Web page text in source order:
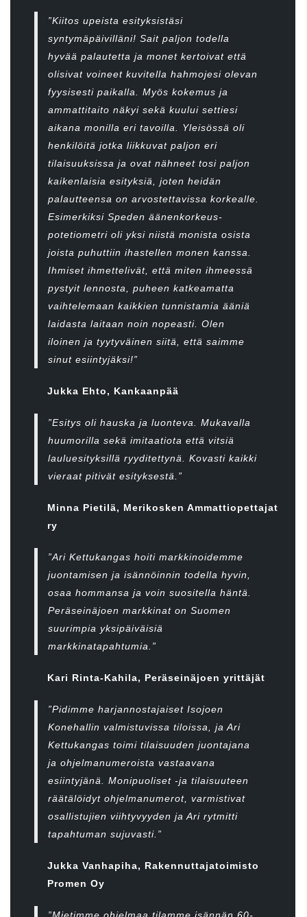
”Kiitos upeista esityksistäsi
syntymäpäivilläni! Sait paljon todella
hyvää palautetta ja monet kertoivat että
olisivat voineet kuvitella hahmojesi olevan
fyysisesti paikalla. Myös kokemus ja
ammattitaito näkyi sekä kuului settiesi
aikana monilla eri tavoilla. Yleisössä oli
henkilöitä jotka liikkuvat paljon eri
tilaisuuksissa ja ovat nähneet tosi paljon
kaikenlaisia esityksiä, joten heidän
palautteensa on arvostettavissa korkealle.
Esimerkiksi Speden äänenkorkeus-
potetiometri oli yksi niistä monista osista
joista puhuttiin ihastellen monen kanssa.
Ihmiset ihmettelivät, että miten ihmeessä
pystyit lennosta, puheen katkeamatta
vaihtelemaan kaikkien tunnistamia ääniä
laidasta laitaan noin nopeasti. Olen
iloinen ja tyytyväinen siitä, että saimme
sinut esiintyjäksi!”
Jukka Ehto, Kankaanpää
”Esitys oli hauska ja luonteva. Mukavalla
huumorilla sekä imitaatiota että vitsiä
lauluesityksillä ryyditettynä. Kovasti kaikki
vieraat pitivät esityksestä.”
Minna Pietilä, Merikosken Ammattiopettajat
ry
”Ari Kettukangas hoiti markkinoidemme
juontamisen ja isännöinnin todella hyvin,
osaa hommansa ja voin suositella häntä.
Peräseinäjoen markkinat on Suomen
suurimpia yksipäiväisiä
markkinatapahtumia.”
Kari Rinta-Kahila, Peräseinäjoen yrittäjät
”Pidimme harjannostajaiset Isojoen
Konehallin valmistuvissa tiloissa, ja Ari
Kettukangas toimi tilaisuuden juontajana
ja ohjelmanumeroista vastaavana
esiintyjänä. Monipuoliset -ja tilaisuuteen
räätälöidyt ohjelmanumerot, varmistivat
osallistujien viihtyvyyden ja Ari rytmitti
tapahtuman sujuvasti.”
Jukka Vanhapiha, Rakennuttajatoimisto
Promen Oy